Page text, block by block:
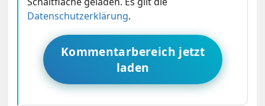
Datenschutzerklärung.
Kommentarbereich jetzt
laden